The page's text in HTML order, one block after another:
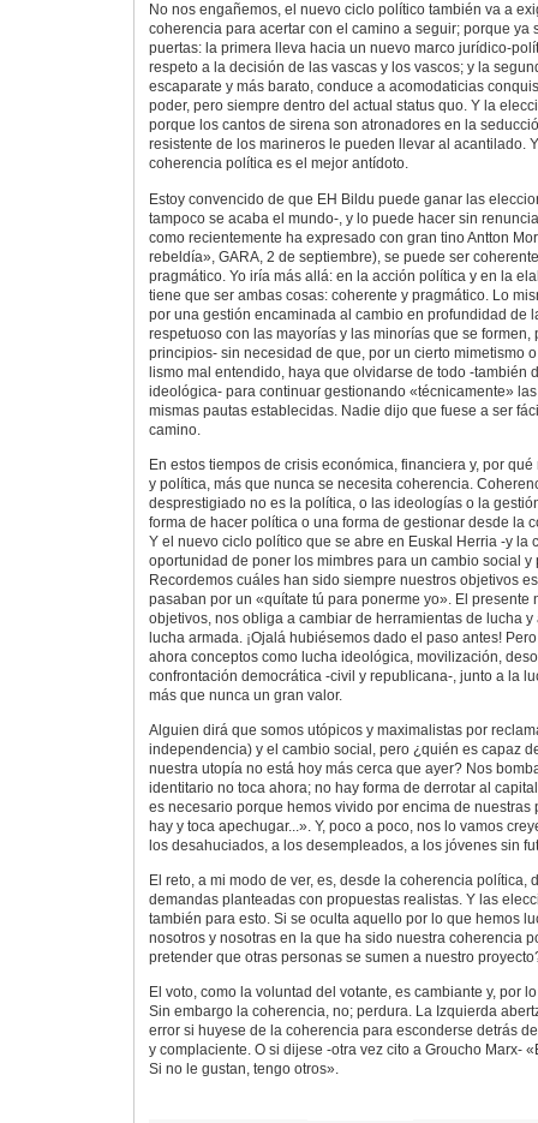
No nos engañemos, el nuevo ciclo político también va a
coherencia para acertar con el camino a seguir; porque ya
puertas: la primera lleva hacia un nuevo marco jurídico-
respeto a la decisión de las vascas y los vascos; y la
escaparate y más barato, conduce a acomodaticias
poder, pero siempre dentro del actual status quo. Y la
porque los cantos de sirena son atronadores en la
resistente de los marineros le pueden llevar al acantilado.
coherencia política es el mejor antídoto.
Estoy convencido de que EH Bildu puede ganar las
tampoco se acaba el mundo-, y lo puede hacer sin
como recientemente ha expresado con gran tino Antton
rebeldía», GARA, 2 de septiembre), se puede ser
pragmático. Yo iría más allá: en la acción política y en la
tiene que ser ambas cosas: coherente y pragmático. Lo
por una gestión encaminada al cambio en profundidad de
respetuoso con las mayorías y las minorías que se formen,
principios- sin necesidad de que, por un cierto mimetismo
lismo mal entendido, haya que olvidarse de todo -también
ideológica- para continuar gestionando «técnicamente»
mismas pautas establecidas. Nadie dijo que fuese a ser
camino.
En estos tiempos de crisis económica, financiera y, por
y política, más que nunca se necesita coherencia.
desprestigiado no es la política, o las ideologías o la
forma de hacer política o una forma de gestionar desde la
Y el nuevo ciclo político que se abre en Euskal Herria -y la
oportunidad de poner los mimbres para un cambio social y
Recordemos cuáles han sido siempre nuestros objetivos
pasaban por un «quítate tú para ponerme yo». El presente
objetivos, nos obliga a cambiar de herramientas de lucha
lucha armada. ¡Ojalá hubiésemos dado el paso antes!
ahora conceptos como lucha ideológica, movilización,
confrontación democrática -civil y republicana-, junto a la
más que nunca un gran valor.
Alguien dirá que somos utópicos y maximalistas por
independencia) y el cambio social, pero ¿quién es capaz
nuestra utopía no está hoy más cerca que ayer? Nos
identitario no toca ahora; no hay forma de derrotar al
es necesario porque hemos vivido por encima de nuestras
hay y toca apechugar...». Y, poco a poco, nos lo vamos
los desahuciados, a los desempleados, a los jóvenes sin
El reto, a mi modo de ver, es, desde la coherencia política,
demandas planteadas con propuestas realistas. Y las
también para esto. Si se oculta aquello por lo que hemos
nosotros y nosotras en la que ha sido nuestra coherencia
pretender que otras personas se sumen a nuestro
El voto, como la voluntad del votante, es cambiante y, por
Sin embargo la coherencia, no; perdura. La Izquierda
error si huyese de la coherencia para esconderse detrás
y complaciente. O si dijese -otra vez cito a Groucho Marx-
Si no le gustan, tengo otros».